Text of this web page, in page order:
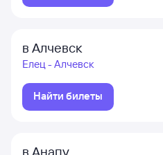
в Алчевск
Елец - Алчевск
Найти билеты